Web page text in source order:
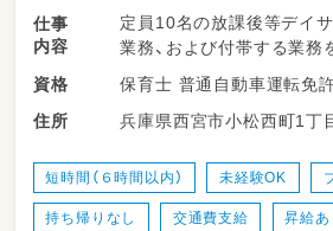
仕事
内容
定員10名の放課後等デイ
業務、および付帯する業務
子どもたちの見守り・活動
（宿題のお手伝いや、おや
個別療育・集団療育の計画
資格
保育士 普通自動車運転免
住所
兵庫県西宮市小松西町1丁
短時間（６時間以内） 未経験OK
持ち帰りなし 交通費支給 昇給あ